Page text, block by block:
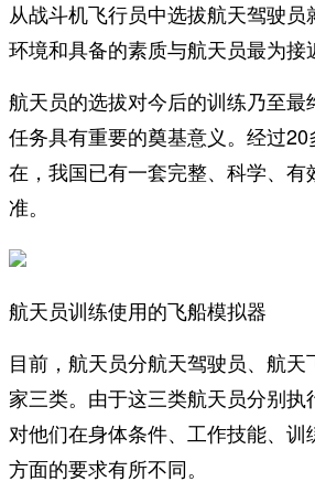
从战斗机飞行员中选拔航天驾驶
环境和具备的素质与航天员最为接
航天员的选拔对今后的训练乃至
任务具有重要的奠基意义。经过
在，我国已有一套完整、科学、有
准。
航天员训练使用的飞船模拟器
目前，航天员分航天驾驶员、航
家三类。由于这三类航天员分别执
对他们在身体条件、工作技能、
方面的要求有所不同。